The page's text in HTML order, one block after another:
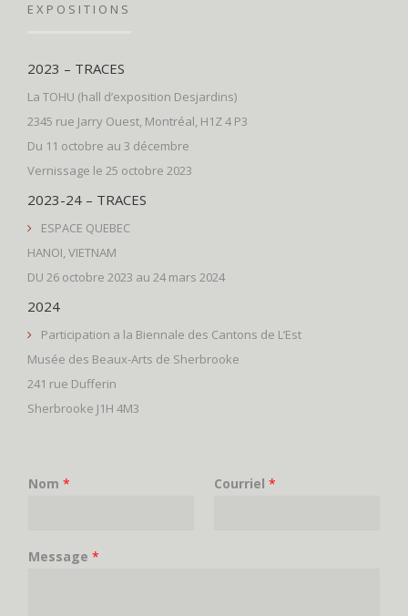
EXPOSITIONS
2023 – TRACES
La TOHU (hall d’exposition Desjardins)
2345 rue Jarry Ouest, Montréal, H1Z 4 P3
Du 11 octobre au 3 décembre
Vernissage le 25 octobre 2023
2023-24 – TRACES
ESPACE QUEBEC
HANOI, VIETNAM
DU 26 octobre 2023 au 24 mars 2024
2024
Participation a la Biennale des Cantons de L’Est
Musée des Beaux-Arts de Sherbrooke
241 rue Dufferin
Sherbrooke J1H 4M3
Nom * Courriel *
Message *